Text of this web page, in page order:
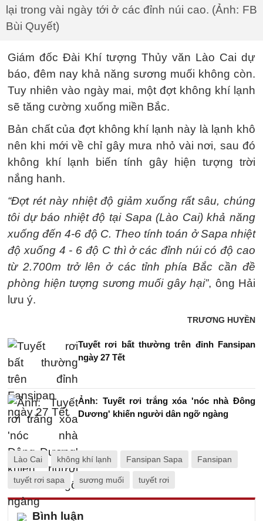
lại trong vài ngày tới ở các đỉnh núi cao. (Ảnh: FB
Bùi Quyết)
Giám đốc Đài Khí tượng Thủy văn Lào Cai dự
báo, đêm nay khả năng sương muối không còn.
Tuy nhiên vào ngày mai, một đợt không khí lạnh
sẽ tăng cường xuống miền Bắc.
Bản chất của đợt không khí lạnh này là lạnh khô
nên khi mới về chỉ gây mưa nhỏ vài nơi, sau đó
không khí lạnh biến tính gây hiện tượng trời
nắng hanh.
“Đợt rét này nhiệt độ giảm xuống rất sâu, chúng
tôi dự báo nhiệt độ tại Sapa (Lào Cai) khả năng
xuống đến 4-6 độ C. Theo tính toán ở Sapa nhiệt
độ xuống 4 - 6 độ C thì ở các đỉnh núi có độ cao
từ 2.700m trở lên ở các tỉnh phía Bắc cần đề
phòng hiện tượng sương muối gây hại”, ông Hải
lưu ý.
TRƯƠNG HUYỀN
Tuyết rơi bất thường trên đỉnh Fansipan
ngày 27 Tết
Ảnh: Tuyết rơi trắng xóa 'nóc nhà Đông
Dương' khiến người dân ngỡ ngàng
Lào Cai không khí lạnh Fansipan Sapa Fansipan
tuyết rơi sapa sương muối tuyết rơi
Bình luận